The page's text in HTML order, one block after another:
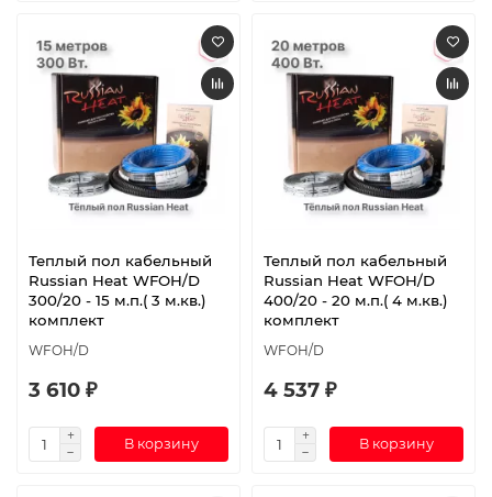
Теплый пол кабельный
Russian Heat WFOH/D
300/20 - 15 м.п.( 3 м.кв.)
комплект
WFOH/D
3 610 ₽
В корзину
Теплый пол кабельный
Russian Heat WFOH/D
400/20 - 20 м.п.( 4 м.кв.)
комплект
WFOH/D
4 537 ₽
В корзину